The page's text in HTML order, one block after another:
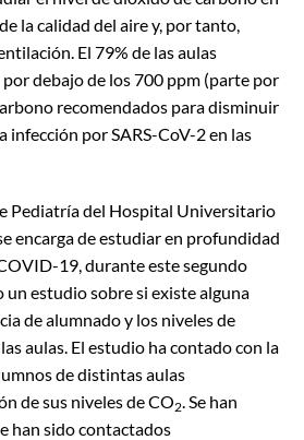
la calidad del aire y, por tanto,
El 79% de las aulas
debajo de los 700 ppm (parte por
recomendados para disminuir
infección por SARS-CoV-2 en las
Pediatría del Hospital Universitario
encarga de estudiar en profundidad
19, durante este segundo
un estudio sobre si existe alguna
de alumnado y los niveles de
aulas. El estudio ha contado con la
de distintas aulas
de sus niveles de CO2. Se han
han sido contactados